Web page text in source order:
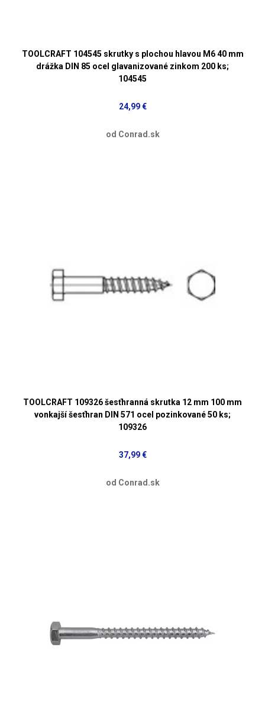
TOOLCRAFT 104545 skrutky s plochou hlavou M6 40 mm
drážka DIN 85 ocel glavanizované zinkom 200 ks;
104545
24,99 €
od Conrad.sk
TOOLCRAFT 109326 šesťhranná skrutka 12 mm 100 mm
vonkajší šesťhran DIN 571 ocel pozinkované 50 ks;
109326
37,99 €
od Conrad.sk